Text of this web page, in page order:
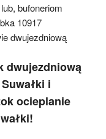
bufoneriom
10917
dwujezdniową
dwujezdniową
i
ocieplanie